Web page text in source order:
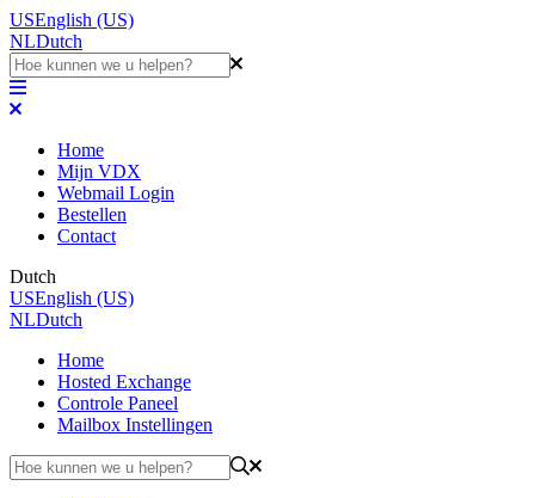
USEnglish (US)
NLDutch
Home
Mijn VDX
Webmail Login
Bestellen
Contact
Dutch
USEnglish (US)
NLDutch
Home
Hosted Exchange
Controle Paneel
Mailbox Instellingen